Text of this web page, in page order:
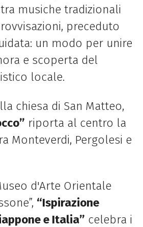
musiche tradizionali
preceduto
un modo per unire
e scoperta del
locale.
chiesa di San Matteo,
riporta al centro la
Monteverdi, Pergolesi e
d'Arte Orientale
“Ispirazione
e Italia” celebra i